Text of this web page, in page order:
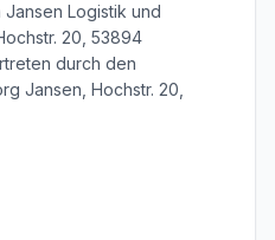
Logistik und
20, 53894
durch den
Jansen, Hochstr. 20,